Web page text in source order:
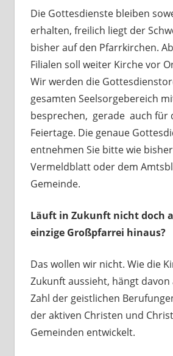
Die Gottesdienste bleiben
erhalten, freilich liegt der
bisher auf den Pfarrkirchen.
Filialen soll weiter Kirche vor
Wir werden die
gesamten Seelsorgebereich
besprechen, gerade auch für
Feiertage. Die genaue
entnehmen Sie bitte wie
Vermeldblatt oder dem
Gemeinde.
Läuft in Zukunft nicht doch
einzige Großpfarrei hinaus?
Das wollen wir nicht. Wie die
Zukunft aussieht, hängt davon
Zahl der geistlichen
der aktiven Christen und
Gemeinden entwickelt.